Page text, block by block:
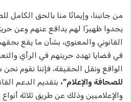
من جانبنا، وإيمانًا منا بالحق الكامل
يجدوا ظهيرًا لهم يدافع عنهم وعن
القانوني والمعنوي، بشأن ما يقع
في قضايا تهدد حريتهم في الرأي
الواقع ونقل الحقيقة، فإننا نقوم
للصحافة والإعلام”، بتقديم الدعم
والإعلاميين وذلك عن طريق ثلاثة